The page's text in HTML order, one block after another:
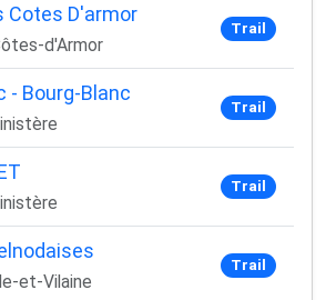
de sportifs passionnés et
:
d'entraînement exclusifs
de pros pour progresser plus vite
promo et bons plans
spam. 100 % utile.
Cotes D'armor
d'Armor
Trail
- Bourg-Blanc
Trail
Trail
et-Vilaine
Trail